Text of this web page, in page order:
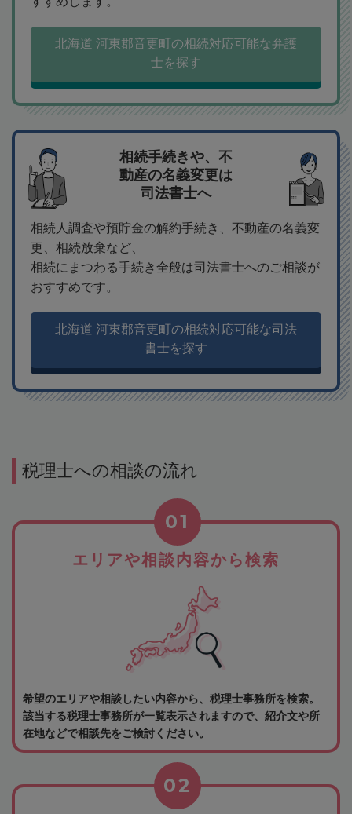
北海道 河東郡音更町の相続対応可能な弁護
士を探す
相続手続きや、不
動産の名義変更は
司法書士へ
相続人調査や預貯金の解約手続き、不動産の名義変
更、相続放棄など、
相続にまつわる手続き全般は司法書士へのご相談が
おすすめです。
北海道 河東郡音更町の相続対応可能な司法
書士を探す
税理士への相談の流れ
エリアや相談内容から検索
01
希望のエリアや相談したい内容から、税理士事務所を検索。
該当する税理士事務所が一覧表示されますので、紹介文や所
在地などで相談先をご検討ください。
02